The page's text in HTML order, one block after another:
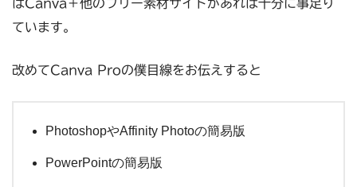
はCanva＋他のフリー素材サイトがあれば十分に事足り
ています。
改めてCanva Proの僕目線をお伝えすると
PhotoshopやAffinity Photoの簡易版
PowerPointの簡易版